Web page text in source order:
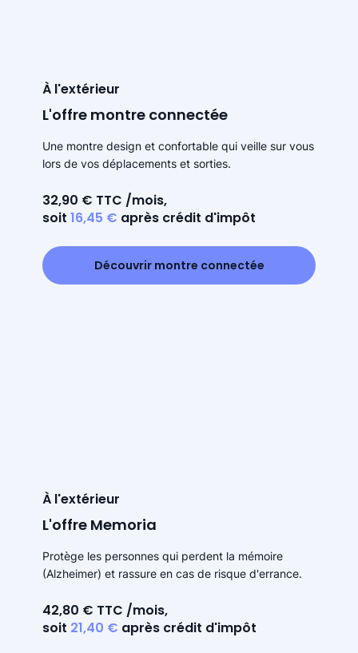
À l'extérieur
L'offre montre connectée
Une montre design et confortable qui veille sur vous
lors de vos déplacements et sorties.
32,90 € TTC /mois,
soit 16,45 € après crédit d'impôt
Découvrir montre connectée
À l'extérieur
L'offre Memoria
Protège les personnes qui perdent la mémoire
(Alzheimer) et rassure en cas de risque d'errance.
42,80 € TTC /mois,
soit 21,40 € après crédit d'impôt